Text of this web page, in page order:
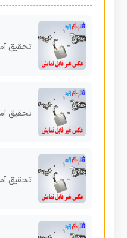
تحقیق
تحقیق آماده
تحقیق